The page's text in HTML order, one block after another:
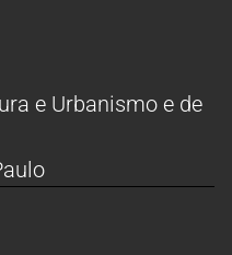
e Urbanismo e de